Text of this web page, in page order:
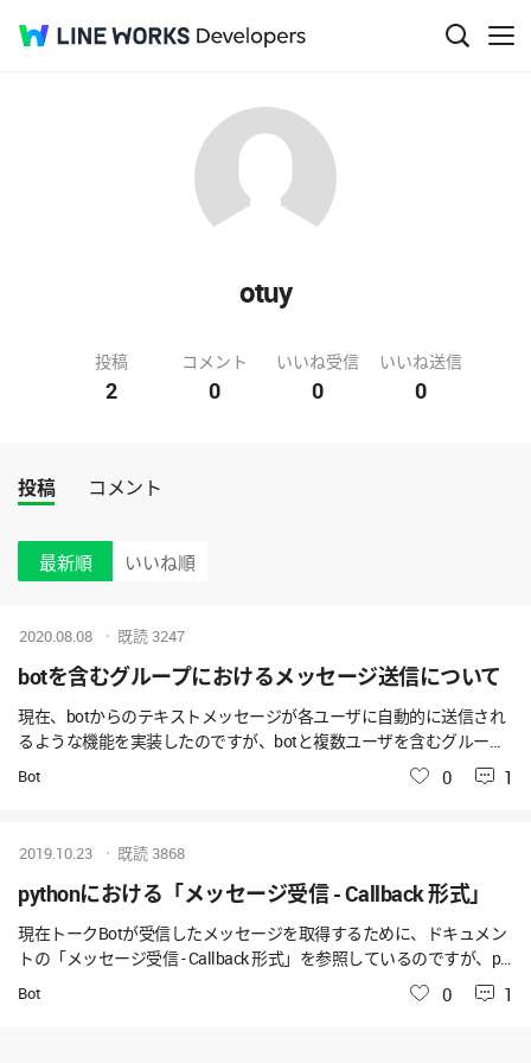
otuy
投稿
2
コメント
0
いいね受信
0
いいね送信
0
投稿 コメント
最新順 いいね順
botを含むグループにおけるメッセージ送信について
現在、botからのテキストメッセージが各ユーザに自動的に送信され
るような機能を実装したのですが、botと複数ユーザを含むグループ
内 におけるbotからのテキストメッセージ自動送信機能へと仕様変更
したいと思っております。 グループ内におけるbotからのテキストメ
Bot
2020.08.08 既読 3247
いいね
0 1
pythonにおける「メッセージ受信 - Callback 形式」
現在トークBotが受信したメッセージを取得するために、ドキュメン
トの「メッセージ受信 - Callback 形式」を参照しているのですが、pyt
honにおけるコードをどのようにすればよいか分からない状態です。
Bot
2019.10.23 既読 3868
いいね
0 1